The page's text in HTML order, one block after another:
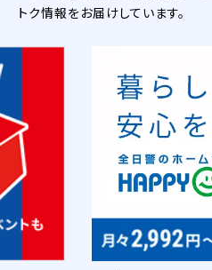
トク情報をお届けしています。